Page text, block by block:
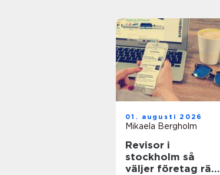
vuxna
01. augusti 2026
Mikaela Bergholm
Revisor i
stockholm så
väljer företag rätt